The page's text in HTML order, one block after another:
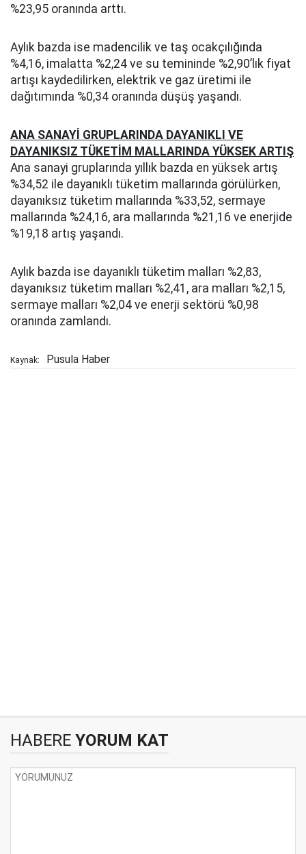
%23,95 oranında arttı.
Aylık bazda ise madencilik ve taş ocakçılığında
%4,16, imalatta %2,24 ve su temininde %2,90’lık fiyat
artışı kaydedilirken, elektrik ve gaz üretimi ile
dağıtımında %0,34 oranında düşüş yaşandı.
ANA SANAYİ GRUPLARINDA DAYANIKLI VE
DAYANIKSIZ TÜKETİM MALLARINDA YÜKSEK ARTIŞ
Ana sanayi gruplarında yıllık bazda en yüksek artış
%34,52 ile dayanıklı tüketim mallarında görülürken,
dayanıksız tüketim mallarında %33,52, sermaye
mallarında %24,16, ara mallarında %21,16 ve enerjide
%19,18 artış yaşandı.
Aylık bazda ise dayanıklı tüketim malları %2,83,
dayanıksız tüketim malları %2,41, ara malları %2,15,
sermaye malları %2,04 ve enerji sektörü %0,98
oranında zamlandı.
Kaynak: Pusula Haber
HABERE YORUM KAT